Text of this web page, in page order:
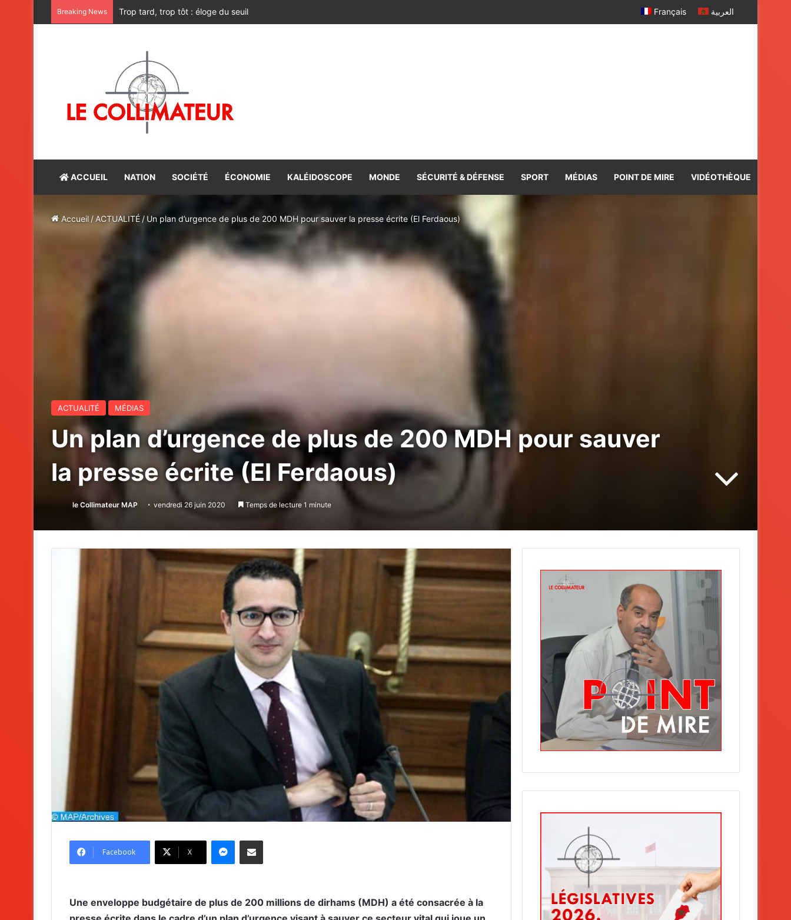
Breaking News Les dimanches d’Aziz DAOUDA. Lettre à mon ami européen… Français العربية
ACCUEIL NATION SOCIÉTÉ ÉCONOMIE KALÉIDOSCOPE MONDE SÉCURITÉ & DÉFENSE SPORT MÉDIAS POINT DE MIRE VIDÉOTHÈQUE
Accueil /ACTUALITÉ / Un plan d’urgence de plus de 200 MDH pour sauver la presse écrite (El Ferdaous)
ACTUALITÉ MÉDIAS
Un plan d’urgence de plus de 200 MDH pour sauver
la presse écrite (El Ferdaous)
le Collimateur MAP vendredi 26 juin 2020 Temps de lecture 1 minute
Facebook X
Une enveloppe budgétaire de plus de 200 millions de dirhams (MDH) a été consacrée à la